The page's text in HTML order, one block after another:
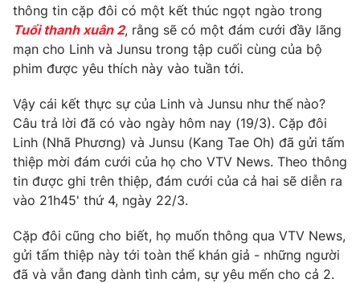
Phim VTV
Hậu trường
Khán giả
Giải sao mai
Giải trí
Điện ảnh
Âm nhạc
Sao
Đời sống
Du lịch
Làm đẹp
Chất lượng cuộc sống
Giáo dục
Tuyển sinh
Học trực tuyến
Công nghệ
Hitech Công nghệ tương lai
Sản phẩm
Thị trường
Lịch phát sóng
thông tin cặp đôi có một kết thúc ngọt ngào trong
Tuổi thanh xuân 2, rằng sẽ có một đám cưới đầy lãng
mạn cho Linh và Junsu trong tập cuối cùng của bộ
phim được yêu thích này vào tuần tới.
Vậy cái kết thực sự của Linh và Junsu như thế nào?
Câu trả lời đã có vào ngày hôm nay (19/3). Cặp đôi
Linh (Nhã Phương) và Junsu (Kang Tae Oh) đã gửi tấm
thiệp mời đám cưới của họ cho VTV News. Theo thông
tin được ghi trên thiệp, đám cưới của cả hai sẽ diễn ra
vào 21h45' thứ 4, ngày 22/3.
Cặp đôi cũng cho biết, họ muốn thông qua VTV News,
gửi tấm thiệp này tới toàn thể khán giả - những người
đã và vẫn đang dành tình cảm, sự yêu mến cho cả 2.